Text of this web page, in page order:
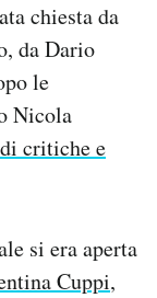
chiesta da
da Dario
le
Nicola
critiche e
si era aperta
Cuppi,